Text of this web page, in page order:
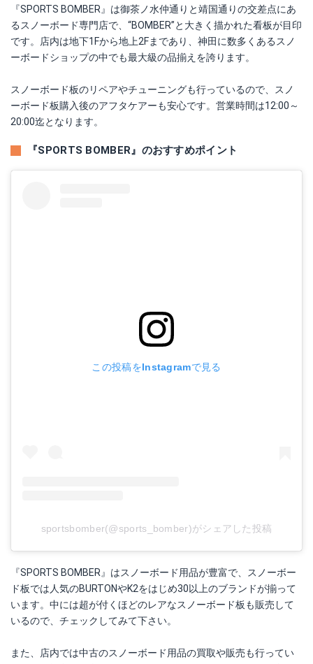
『SPORTS BOMBER』は御茶ノ水仲通りと靖国通りの交差点にあ
るスノーボード専門店で、“BOMBER”と大きく描かれた看板が目印
です。店内は地下1Fから地上2Fまであり、神田に数多くあるスノ
ーボードショップの中でも最大級の品揃えを誇ります。
スノーボード板のリペアやチューニングも行っているので、スノ
ーボード板購入後のアフタケアーも安心です。営業時間は12:00～
20:00迄となります。
『SPORTS BOMBER』のおすすめポイント
この投稿をInstagramで見る
sportsbomber(@sports_bomber)がシェアした投稿
『SPORTS BOMBER』はスノーボード用品が豊富で、スノーボー
ド板では人気のBURTONやK2をはじめ30以上のブランドが揃って
います。中には超が付くほどのレアなスノーボード板も販売して
いるので、チェックしてみて下さい。
また、店内では中古のスノーボード用品の買取や販売も行ってい